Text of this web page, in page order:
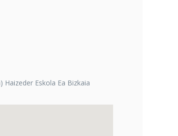
Haizeder Eskola Ea Bizkaia